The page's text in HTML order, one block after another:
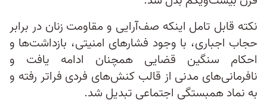
نکته قابل تامل اینکه صف‌آرایی و مقاومت زنان در برابر
حجاب اجباری، با وجود فشارهای امنیتی، بازداشت‌ها و
احکام سنگین قضایی همچنان ادامه یافت و
نافرمانی‌های مدنی از قالب کنش‌های فردی فراتر رفته و
به نماد همبستگی اجتماعی تبدیل شد.